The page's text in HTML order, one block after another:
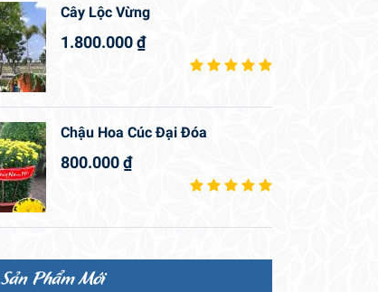
Cây Lộc Vừng
1.800.000₫
Chậu Hoa Cúc Đại Đóa
800.000₫
Sản Phẩm Mới